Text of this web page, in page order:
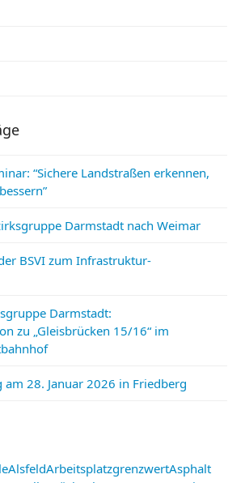
“Sichere Landstraßen erkennen,
Darmstadt nach Weimar
BSVI zum Infrastruktur-
Darmstadt:
zu „Gleisbrücken 15/16“ im
28. Januar 2026 in Friedberg
AlsfeldArbeitsplatzgrenzwertAsphalt